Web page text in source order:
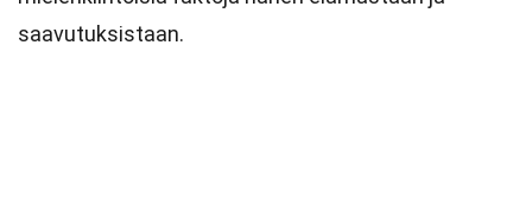
saavutuksistaan.